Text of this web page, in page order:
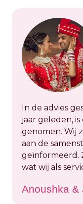
In de advies
jaar geleden,
genomen. Wij
aan de
geïnformeerd.
wat wij als
Anoushka &